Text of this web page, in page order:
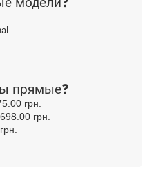
прямые❓
грн.
грн.